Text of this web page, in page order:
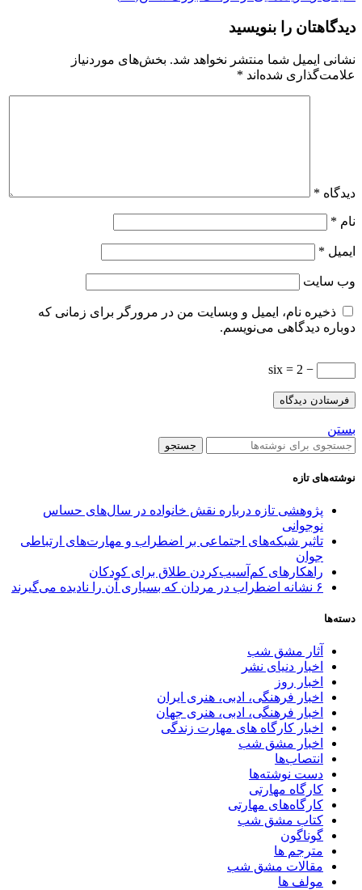
دیدگاهتان را بنویسید
نشانی ایمیل شما منتشر نخواهد شد. بخش‌های موردنیاز
علامت‌گذاری شده‌اند *
دیدگاه *
نام *
ایمیل *
وب‌ سایت
ذخیره نام، ایمیل و وبسایت من در مرورگر برای زمانی که
دوباره دیدگاهی می‌نویسم.
− 2 = six
بستن
جستجو
نوشته‌های تازه
پژوهشی تازه درباره نقش خانواده در سال‌های حساس
نوجوانی
تاثیر شبکه‌های اجتماعی بر اضطراب و مهارت‌های ارتباطی
جوان
راهکارهای کم‌آسیب‌کردن طلاق برای کودکان
۶ نشانه اضطراب در مردان که بسیاری آن را نادیده می‌گیرند
دسته‌ها
آثار مشق شب
اخبار دنیای نشر
اخبار روز
اخبار فرهنگی، ادبی، هنری ایران
اخبار فرهنگی، ادبی، هنری جهان
اخبار کارگاه های مهارت زندگی
اخبار مشق شب
انتصاب‌ها
دست نوشته‌ها
کارگاه مهارتی
کارگاه‌های مهارتی
کتاب مشق شب
گوناگون
مترجم ها
مقالات مشق شب
مولف ها